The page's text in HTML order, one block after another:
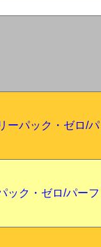
ーパック・ゼロ/パ
ック・ゼロ/パーフ